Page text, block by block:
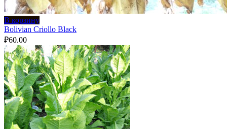
В корзину
Bolivian Criollo Black
₽60.00